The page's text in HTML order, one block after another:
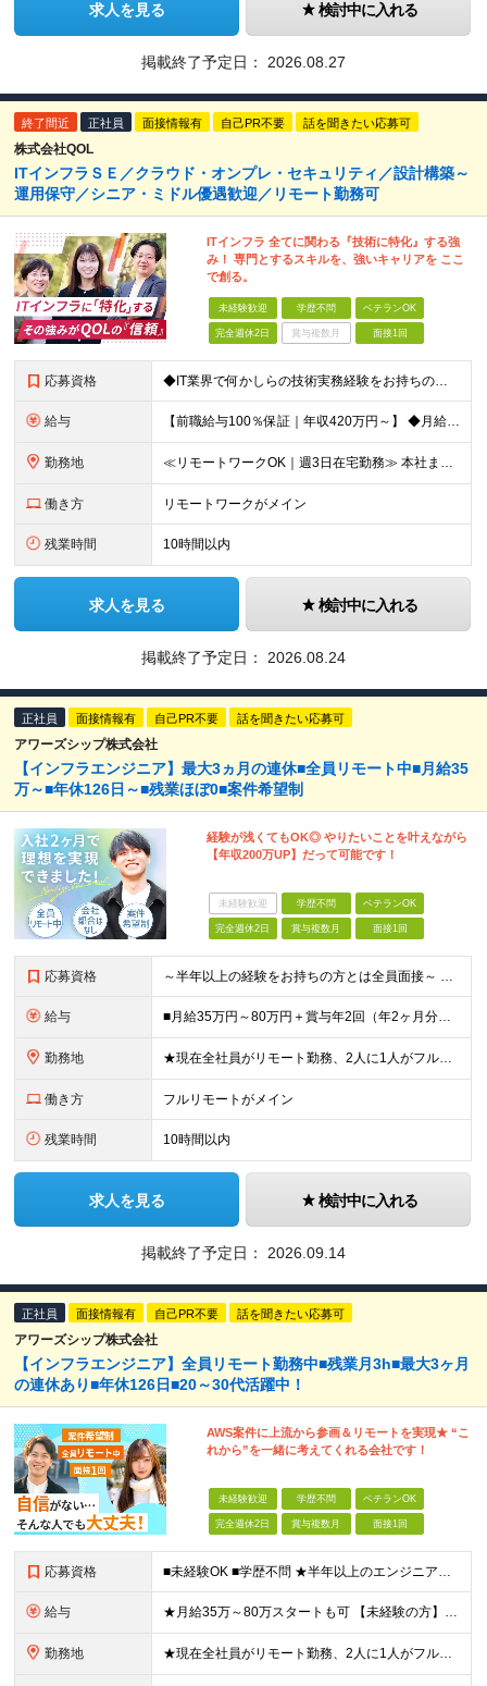
求人を見る 検討中に入れる
掲載終了予定日： 2026.08.27
終了間近 正社員 面接情報有 自己PR不要 話を聞きたい応募可
株式会社QOL
ITインフラＳＥ／クラウド・オンプレ・セキュリティ／設計構築～
運用保守／シニア・ミドル優遇歓迎／リモート勤務可
ITインフラ 全てに関わる『技術に特化』する強
み！ 専門とするスキルを、強いキャリアを ここ
で創る。
未経験歓迎 学歴不問 ベテランOK
完全週休2日 賞与複数月 面接1回
応募資格 ◆IT業界で何かしらの技術実務経験をお持ちの方（インフラ／開発不問） ◆学歴不問 【受注過多により、急募！】 面接から採用までスムーズに！結果は翌日までに通知できます。 即日入社希望も承れます！
給与 【前職給与100％保証｜年収420万円～】 ◆⽉給35万円〜 ＋ 業績(決算)賞与 ┗⼊社時の想定年収：420万円〜（業績賞与別） ＊年収1000万以上での採用もあり。スキル・経験を最大に優遇しま
勤務地 ≪リモートワークOK｜週3日在宅勤務≫ 本社またはプロジェクト先での勤務となります。 ※請負案件が多く、自社内での出社×リモートのハイブリッドワークが主体です！ 【本社】 東京都港区西新橋3-5-9
働き方 リモートワークがメイン
残業時間 10時間以内
求人を見る 検討中に入れる
掲載終了予定日： 2026.08.24
正社員 面接情報有 自己PR不要 話を聞きたい応募可
アワーズシップ株式会社
【インフラエンジニア】最大3ヵ月の連休■全員リモート中■月給35
万～■年休126日～■残業ほぼ0■案件希望制
経験が浅くてもOK◎ やりたいことを叶えながら
【年収200万UP】だって可能です！
未経験歓迎 学歴不問 ベテランOK
完全週休2日 賞与複数月 面接1回
応募資格 ～半年以上の経験をお持ちの方とは全員面接～ ■インフラエンジニアの実務経験をお持ちの方（運用・保守のみもOK） ■学歴不問 ＼こんな方にピッタリ／ □自分の頑張りが会社の成長につながることを実感した
給与 ■月給35万円～80万円＋賞与年2回（年2ヶ月分） ※スキル・経験などを考慮し決定します ※試用期間6ヶ月あり。期間中は契約社員となります。その他の待遇に差異はありません（試用期間終了後、昇給の可能性
勤務地 ★現在全社員がリモート勤務、2人に1人がフルリモート中 ★転勤なし！ ★地方移住の相談にも柔軟に対応します ■関東（東京・埼玉・神奈川・千葉）、関西（大阪）のプロジェクト先 ※希望や居住地を考慮し、
働き方 フルリモートがメイン
残業時間 10時間以内
求人を見る 検討中に入れる
掲載終了予定日： 2026.09.14
正社員 面接情報有 自己PR不要 話を聞きたい応募可
アワーズシップ株式会社
【インフラエンジニア】全員リモート勤務中■残業月3h■最大3ヶ月
の連休あり■年休126日■20～30代活躍中！
AWS案件に上流から参画＆リモートを実現★ “こ
れから”を一緒に考えてくれる会社です！
未経験歓迎 学歴不問 ベテランOK
完全週休2日 賞与複数月 面接1回
応募資格 ■未経験OK ■学歴不問 ★半年以上のエンジニア経験をお持ちの方とは全員面接！ ＼こんな方にピッタリ／ □自分の頑張りが会社の成長につながることを実感したい方 □社員の未来を本気で考える会社で働き
給与 ★月給35万～80万スタートも可 【未経験の方】 ■月給26万～80万＋賞与年2回（年2ヶ月分） 【何かしらのインフラエンジニア経験をお持ちの方】 ■月給35万～80万＋賞与年2回（年2ヶ月分）
勤務地 ★現在全社員がリモート勤務、2人に1人がフルリモート中 ★転勤なし！ ★地方移住の相談にも柔軟に対応します ■関東（東京・埼玉・神奈川・千葉）、関西（大阪）のプロジェクト先 ※希望や居住地を考慮し、